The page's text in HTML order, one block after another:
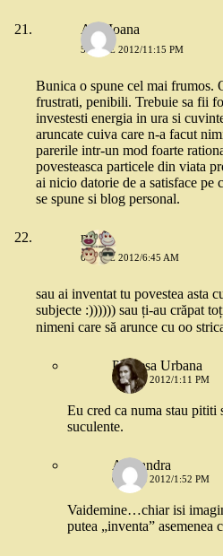
Alta Ioana
5 IULIE 2012/11:15 PM
Bunica o spune cel mai frumos.
frustrati, penibili. Trebuie sa fii
investesti energia in ura si
aruncate cuiva care n-a facut
parerile intr-un mod foarte
povesteasca particele din viata
ai nicio datorie de a satisface pe
se spune si blog personal.
mara
6 IULIE 2012/6:45 AM
sau ai inventat tu povestea asta
subjecte :)))))) sau ți-au crăpat
nimeni care să arunce cu oo
Printesa Urbana
6 IULIE 2012/1:11 PM
Eu cred ca numa stau pititi
suculente.
Alexandra
6 IULIE 2012/1:52 PM
Vaidemine…chiar isi
putea „inventa” asemenea